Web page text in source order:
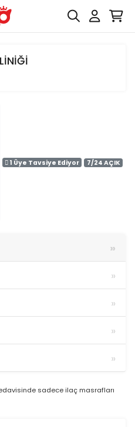
1 Üye Tavsiye Ediyor 7/24 AÇIK
sadece ilaç masrafları